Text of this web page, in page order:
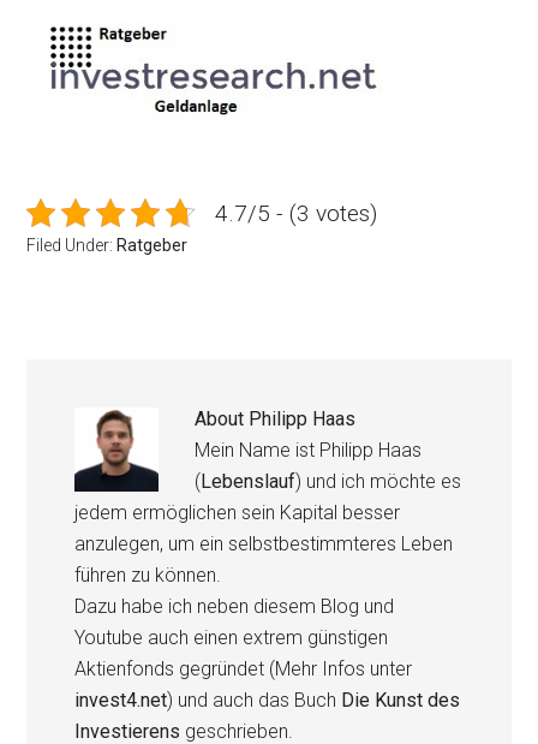
4.7/5 - (3 votes)
Filed Under: Ratgeber
About Philipp Haas
Mein Name ist Philipp Haas
(Lebenslauf) und ich möchte es
jedem ermöglichen sein Kapital besser
anzulegen, um ein selbstbestimmteres Leben
führen zu können.
Dazu habe ich neben diesem Blog und
Youtube auch einen extrem günstigen
Aktienfonds gegründet (Mehr Infos unter
invest4.net) und auch das Buch Die Kunst des
Investierens geschrieben.